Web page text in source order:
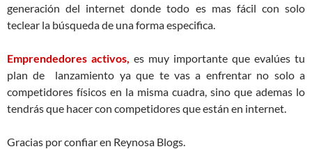
generación del internet donde todo es mas fácil con solo
teclear la búsqueda de una forma especifica.
Emprendedores activos, es muy importante que evalúes tu
plan de lanzamiento ya que te vas a enfrentar no solo a
competidores físicos en la misma cuadra, sino que ademas lo
tendrás que hacer con competidores que están en internet.
Gracias por confiar en Reynosa Blogs.